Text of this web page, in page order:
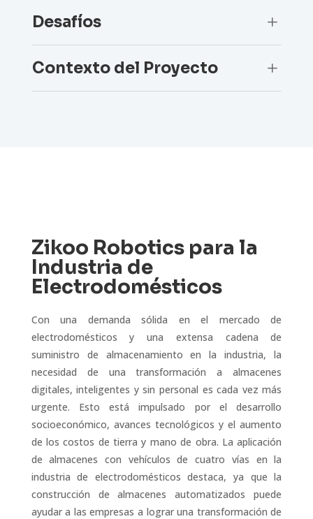
Desafíos L
Contexto del Proyecto L
Zikoo Robotics para la
Industria de
Electrodomésticos
Con una demanda sólida en el mercado de
electrodomésticos y una extensa cadena de
suministro de almacenamiento en la industria, la
necesidad de una transformación a almacenes
digitales, inteligentes y sin personal es cada vez más
urgente. Esto está impulsado por el desarrollo
socioeconómico, avances tecnológicos y el aumento
de los costos de tierra y mano de obra. La aplicación
de almacenes con vehículos de cuatro vías en la
industria de electrodomésticos destaca, ya que la
construcción de almacenes automatizados puede
ayudar a las empresas a lograr una transformación de